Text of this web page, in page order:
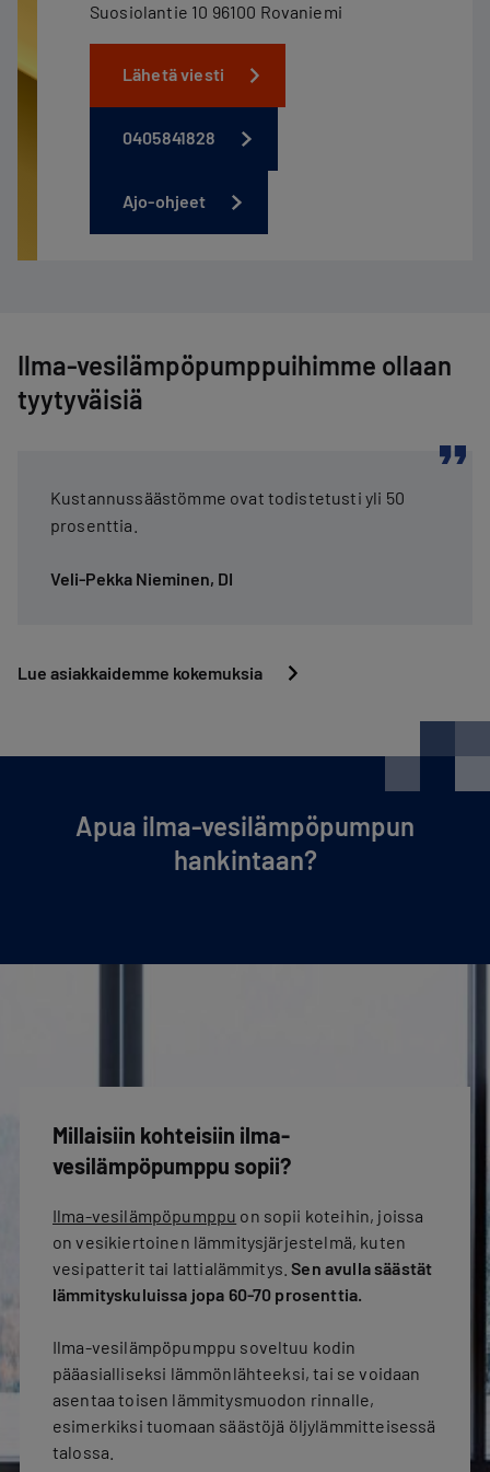
Suosiolantie 10 96100 Rovaniemi
Lähetä viesti
0405841828
Ajo-ohjeet
Ilma-vesilämpöpumppuihimme ollaan
tyytyväisiä
Kustannussäästömme ovat todistetusti yli 50
prosenttia.
Veli-Pekka Nieminen, DI
Lue asiakkaidemme kokemuksia
Apua ilma-ve­si­läm­pö­pum­pun
hankintaan?
Millaisiin kohteisiin ilma-
vesilämpöpumppu sopii?
Ilma-vesilämpöpumppu on sopii koteihin, joissa
on vesikiertoinen lämmitysjärjestelmä, kuten
vesipatterit tai lattialämmitys.Sen avulla säästät
lämmityskuluissa jopa 60-70 prosenttia.
Ilma-vesilämpöpumppu soveltuu kodin
pääasialliseksi lämmönlähteeksi, tai se voidaan
asentaa toisen lämmitysmuodon rinnalle,
esimerkiksi tuomaan säästöjä öljylämmitteisessä
talossa.